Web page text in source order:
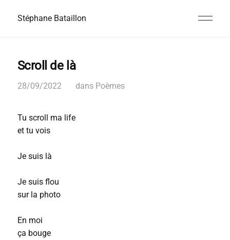
Stéphane Bataillon
Scroll de là
28/09/2022 dans Poèmes
Tu scroll ma life
et tu vois
Je suis là
Je suis flou
sur la photo
En moi
ça bouge